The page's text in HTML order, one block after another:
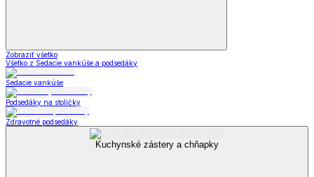
Zobraziť všetko
Všetko z Sedacie vankúše a podsedáky
Sedacie vankúše
Podsedáky na stoličky
Zdravotné podsedáky
Kuchynské zástery a chňapky